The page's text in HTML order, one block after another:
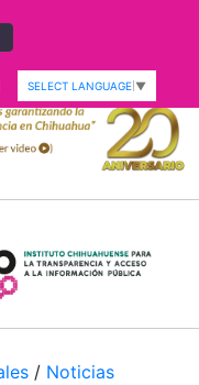
SELECT LANGUAGE ▼
/ Noticias